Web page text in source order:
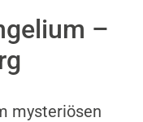
–
mysteriösen